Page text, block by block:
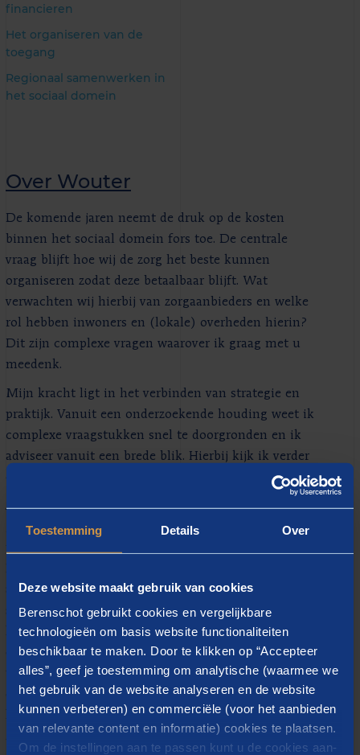
Toestemming Details Over
Deze website maakt gebruik van cookies
Berenschot gebruikt cookies en vergelijkbare
technologieën om basis website functionaliteiten
beschikbaar te maken. Door te klikken op “Accepteer
alles”, geef je toestemming om analytische (waarmee we
het gebruik van de website analyseren en de website
kunnen verbeteren) en commerciële (voor het aanbieden
van relevante content en informatie) cookies te plaatsen.
Om de instellingen aan te passen kunt u de cookies aan-
Over Wouter
De komende jaren neemt de druk op de kosten
binnen het sociaal domein fors toe. De centrale
vraag blijft hoe wij de zorg het beste kunnen
organiseren zodat deze betaalbaar blijft. Wat
verwachten wij hierbij van zorgaanbieders en welke
rol hebben inwoners en (lokale) overheden hierin?
Dit zijn complexe vragen waarover ik graag met u
meedenk.
Mijn kracht ligt in het verbinden van strategie en
praktijk. Vanuit een onderzoekende houding weet ik
complexe vraagstukken snel te doorgronden en ik
adviseer vanuit een brede blik. Hierbij kijk ik verder
Afgelopen jaren heb ik een groot aantal organisaties
geadviseerd over bekostigings- en
inrichtingsvraagstukken binnen het sociaal domein.
ambities, en vertaal deze naar mogelijkheden om het
stelsel op korte en lange termijn betaalbaar te
houden. Ik ken het sociaal domein in de breedste zin
en ben uitstekend in staat om de relatie te leggen
tussen visie en praktijk. Daarbij herken en doorzie ik
de belangen van verschillende stakeholders en weet
hen te betrekken in mijn advies.
Wilt u graag met mij van gedachten wisselen?
financieren
Het organiseren van de
toegang
Regionaal samenwerken in
het sociaal domein